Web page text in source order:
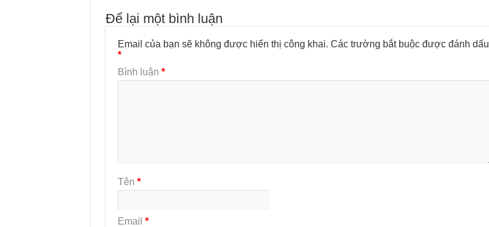
Để lại một bình luận
Email của bạn sẽ không được hiển thị công khai. Các trường bắt buộc được đánh dấu
*
Bình luận *
Tên *
Email *